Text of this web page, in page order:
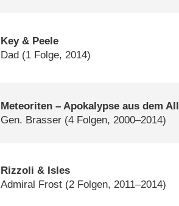
Key & Peele
Dad (1 Folge, 2014)
Meteoriten – Apokalypse aus dem All
Gen. Brasser (4 Folgen, 2000–2014)
Rizzoli & Isles
Admiral Frost (2 Folgen, 2011–2014)